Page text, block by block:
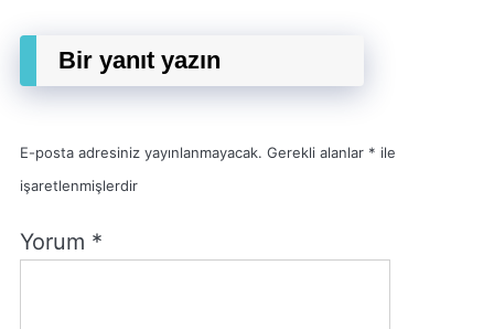
Bir yanıt yazın
E-posta adresiniz yayınlanmayacak. Gerekli alanlar * ile
işaretlenmişlerdir
Yorum *